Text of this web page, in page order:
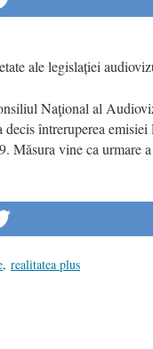
ale legislației
Naţional al
întreruperea
Măsura vine ca urmare
, realitatea plus